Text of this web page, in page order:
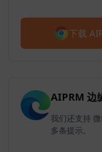
下载
AIPRM 边
我们还支持
多条提示。